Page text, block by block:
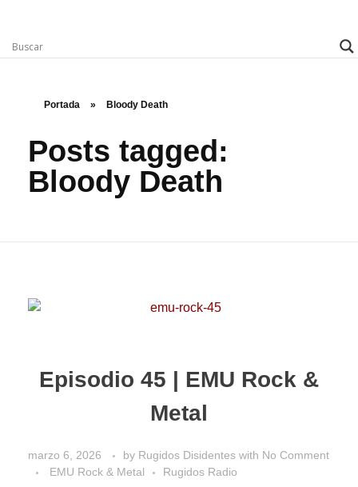
Portada » Bloody Death
Posts tagged:
Bloody Death
Episodio 45 | EMU Rock &
Metal
marzo 6, 2026 by Rugidos Disidentes with No Comment
EMU Rock & Metal
Rugidos Radio